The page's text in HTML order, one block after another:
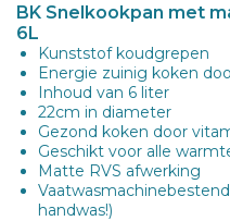
BK Snelkookpan met
6L
Kunststof koudgrepen
Energie zuinig koken
Inhoud van 6 liter
22cm in diameter
Gezond koken door
Geschikt voor alle
Matte RVS afwerking
handwas!)